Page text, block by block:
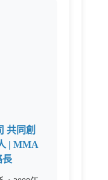
共同創
| MMA
長